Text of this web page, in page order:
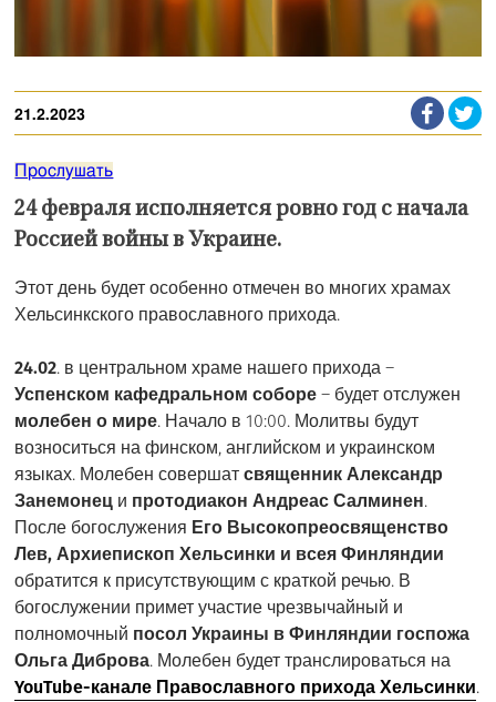
21.2.2023
Прослушать
24 февраля исполняется ровно год с начала
Россией войны в Украине.
Этот день будет особенно отмечен во многих храмах
Хельсинкского православного прихода.
24.02. в центральном храме нашего прихода –
Успенском кафедральном соборе– будет отслужен
молебен о мире. Начало в 10:00. Молитвы будут
возноситься на финском, английском и украинском
языках. Молебен совершатсвященник Александр
Занемонец и протодиакон Андреас Салминен.
После богослужения Его Высокопреосвященство
Лев, Архиепископ Хельсинки и всея Финляндии
обратится к присутствующим с краткой речью. В
богослужении примет участие чрезвычайный и
полномочный посол Украины в Финляндии госпожа
Ольга Диброва. Молебен будет транслироваться на
YouTube-канале Православного прихода Хельсинки.